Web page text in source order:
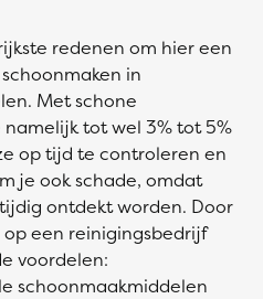
redenen om hier een
in
Met schone
tot wel 3% tot 5%
op tijd te controleren en
je ook schade, omdat
ontdekt worden. Door
een reinigingsbedrijf
voordelen:
schoonmaakmiddelen